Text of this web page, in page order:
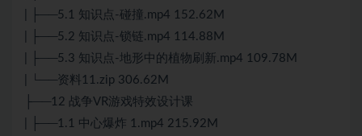
| ├──5.1 知识点-碰撞.mp4 152.62M
| ├──5.2 知识点-锁链.mp4 114.88M
| ├──5.3 知识点-地形中的植物刷新.mp4 109.78M
| └──资料11.zip 306.62M
├──12 战争VR游戏特效设计课
| ├──1.1 中心爆炸 1.mp4 215.92M